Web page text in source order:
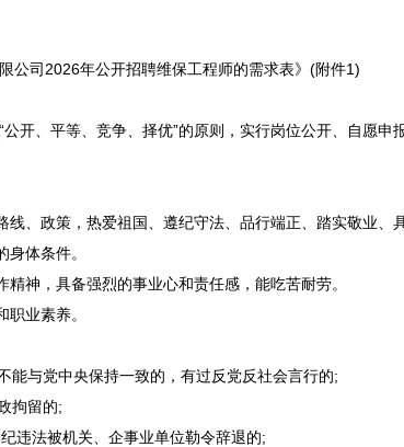
公司2026年公开招聘维保工程师的需求表》(附件1)
开、平等、竞争、择优”的原则，实行岗位公开、自愿
政策，热爱祖国、遵纪守法、品行端正、踏实敬业、具
体条件。
，具备强烈的事业心和责任感，能吃苦耐劳。
业素养。
与党中央保持一致的，有过反党反社会言行的;
拘留的;
违法被机关、企事业单位勒令辞退的;